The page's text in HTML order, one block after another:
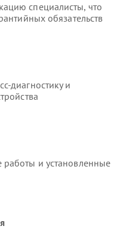
специалисты, что
обязательств
диагностику и
работы и установленные